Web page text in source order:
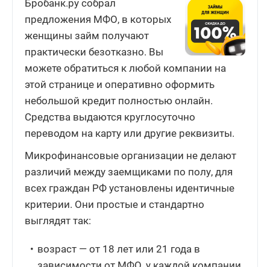
Бробанк.ру собрал
предложения МФО, в которых
женщины займ получают
практически безотказно. Вы
можете обратиться к любой компании на
этой странице и оперативно оформить
небольшой кредит полностью онлайн.
Средства выдаются круглосуточно
переводом на карту или другие реквизиты.
Микрофинансовые организации не делают
различий между заемщиками по полу, для
всех граждан РФ установлены идентичные
критерии. Они простые и стандартно
выглядят так:
возраст — от 18 лет или 21 года в